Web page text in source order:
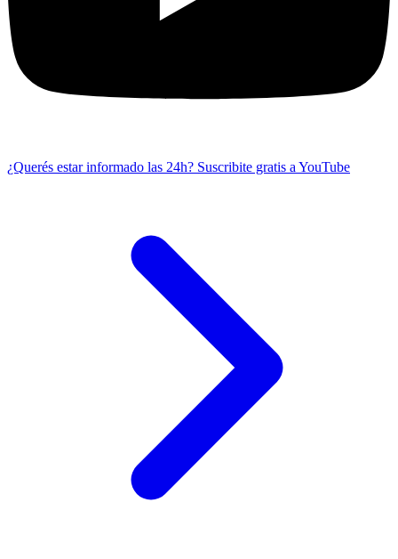
¿Querés estar informado las 24h? Suscribite gratis a YouTube